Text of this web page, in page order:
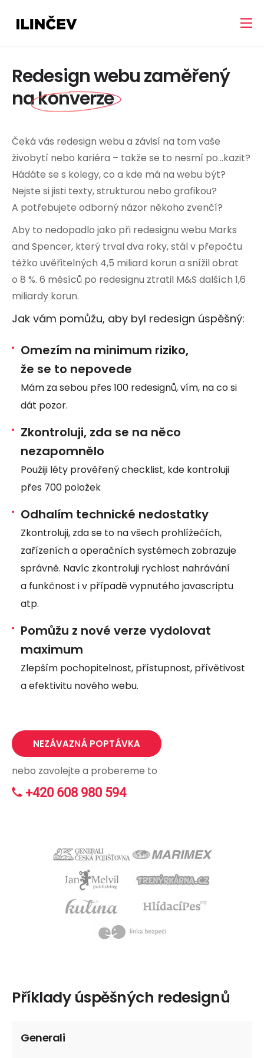
Redesign webu zaměřený
nakonverze
Čeká vás redesign webu a závisí na tom vaše
živobytí nebo kariéra – takže se to nesmí po…kazit?
Hádáte se s kolegy, co a kde má na webu být?
Nejste si jisti texty, strukturou nebo grafikou?
A potřebujete odborný názor někoho zvenčí?
Aby to nedopadlo jako při redesignu webu Marks
and Spencer, který trval dva roky, stál v přepočtu
těžko uvěřitelných 4,5 miliard korun a snížil obrat
o 8 %. 6 měsíců po redesignu ztratil M&S dalších 1,6
miliardy korun.
Jak vám pomůžu, aby byl redesign úspěšný:
Omezím na minimum riziko,
že se to nepovede
Mám za sebou přes 100 redesignů, vím, na co si
dát pozor.
Zkontroluji, zda se na něco
nezapomnělo
Použiji léty prověřený checklist, kde kontroluji
přes 700 položek
Odhalím technické nedostatky
Zkontroluji, zda se to na všech prohlížečích,
zařízeních a operačních systémech zobrazuje
správně. Navíc zkontroluji rychlost nahrávání
a funkčnost i v případě vypnutého javascriptu
atp.
Pomůžu z nové verze vydolovat
maximum
Zlepším pochopitelnost, přístupnost, přívětivost
a efektivitu nového webu.
NEZÁVAZNÁ POPTÁVKA
nebo zavolejte a probereme to
+420 608 980 594
Příklady úspěšných redesignů
Generali